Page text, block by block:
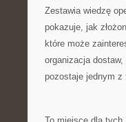
Zestawia wiedzę
pokazuje, jak
które może
organizacja
pozostaje jednym z